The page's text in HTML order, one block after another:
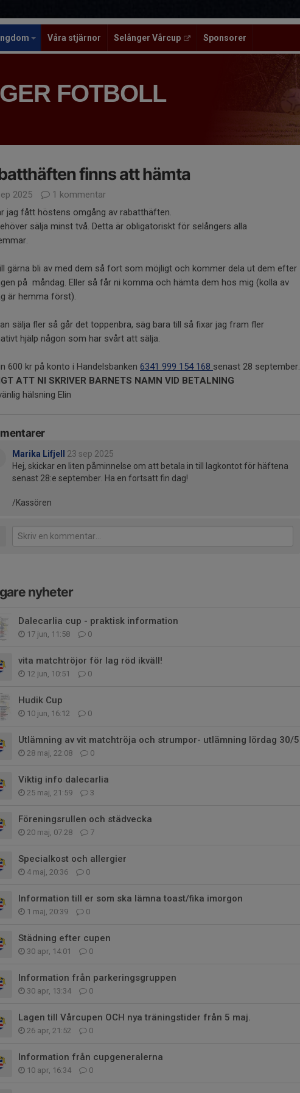
Våra stjärnor Selånger Vårcup Sponsorer
FOTBOLL
finns att hämta
2025
1 kommentar
jag fått höstens omgång av rabatthäften.
sälja minst två. Detta är obligatoriskt för selångers alla
gärna bli av med dem så fort som möjligt och kommer dela ut dem efter
på måndag. Eller så får ni komma och hämta dem hos mig (kolla av
är hemma först).
sälja fler så går det toppenbra, säg bara till så fixar jag fram fler
hjälp någon som har svårt att sälja.
600 kr på konto i Handelsbanken 6341 999 154 168 senast 28 september.
ATT NI SKRIVER BARNETS NAMN VID BETALNING
hälsning Elin
Marika Lifjell
23 sep 2025
Hej, skickar en liten påminnelse om att betala in till lagkontot för häftena
senast 28:e september. Ha en fortsatt fin dag!
/Kassören
nyheter
Dalecarlia cup - praktisk information
17 jun, 11:58 0
vita matchtröjor för lag röd ikväll!
12 jun, 10:51 0
Hudik Cup
10 jun, 16:12 0
Utlämning av vit matchtröja och strumpor- utlämning lördag 30/5
28 maj, 22:08 0
Viktig info dalecarlia
25 maj, 21:59 3
Föreningsrullen och städvecka
20 maj, 07:28 7
Specialkost och allergier
4 maj, 20:36 0
Information till er som ska lämna toast/fika imorgon
1 maj, 20:39 0
Städning efter cupen
30 apr, 14:01 0
Information från parkeringsgruppen
30 apr, 13:34 0
Lagen till Vårcupen OCH nya träningstider från 5 maj.
26 apr, 21:52 0
Information från cupgeneralerna
10 apr, 16:34 0